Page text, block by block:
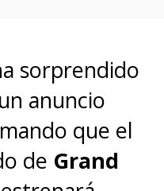
sorprendido
anuncio
que el
de Grand